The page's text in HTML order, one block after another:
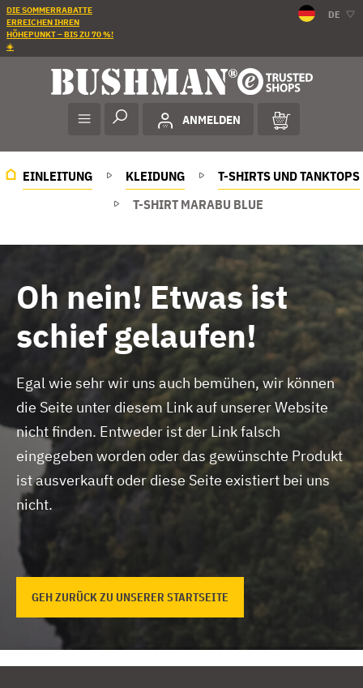
DIE SOMMERRABATTE
ERREICHEN IHREN
HÖHEPUNKT – BIS ZU 70 %!
☀️
DE
ANMELDEN
EINLEITUNG KLEIDUNG
T-SHIRTS UND TANKTOPS
T-SHIRT MARABU BLUE
Oh nein! Etwas ist
schief gelaufen!
Egal wie sehr wir uns auch bemühen, wir können
die Seite unter diesem Link auf unserer Website
nicht finden. Entweder ist der Link falsch
eingegeben worden oder das gewünschte Produkt
ist ausverkauft oder diese Seite existiert bei uns
nicht.
GEH ZURÜCK ZU UNSERER STARTSEITE